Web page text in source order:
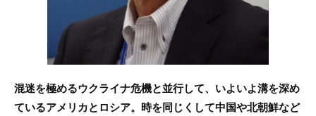
混迷を極めるウクライナ危機と並行して、いよいよ溝を深め
ているアメリカとロシア。時を同じくして中国や北朝鮮など